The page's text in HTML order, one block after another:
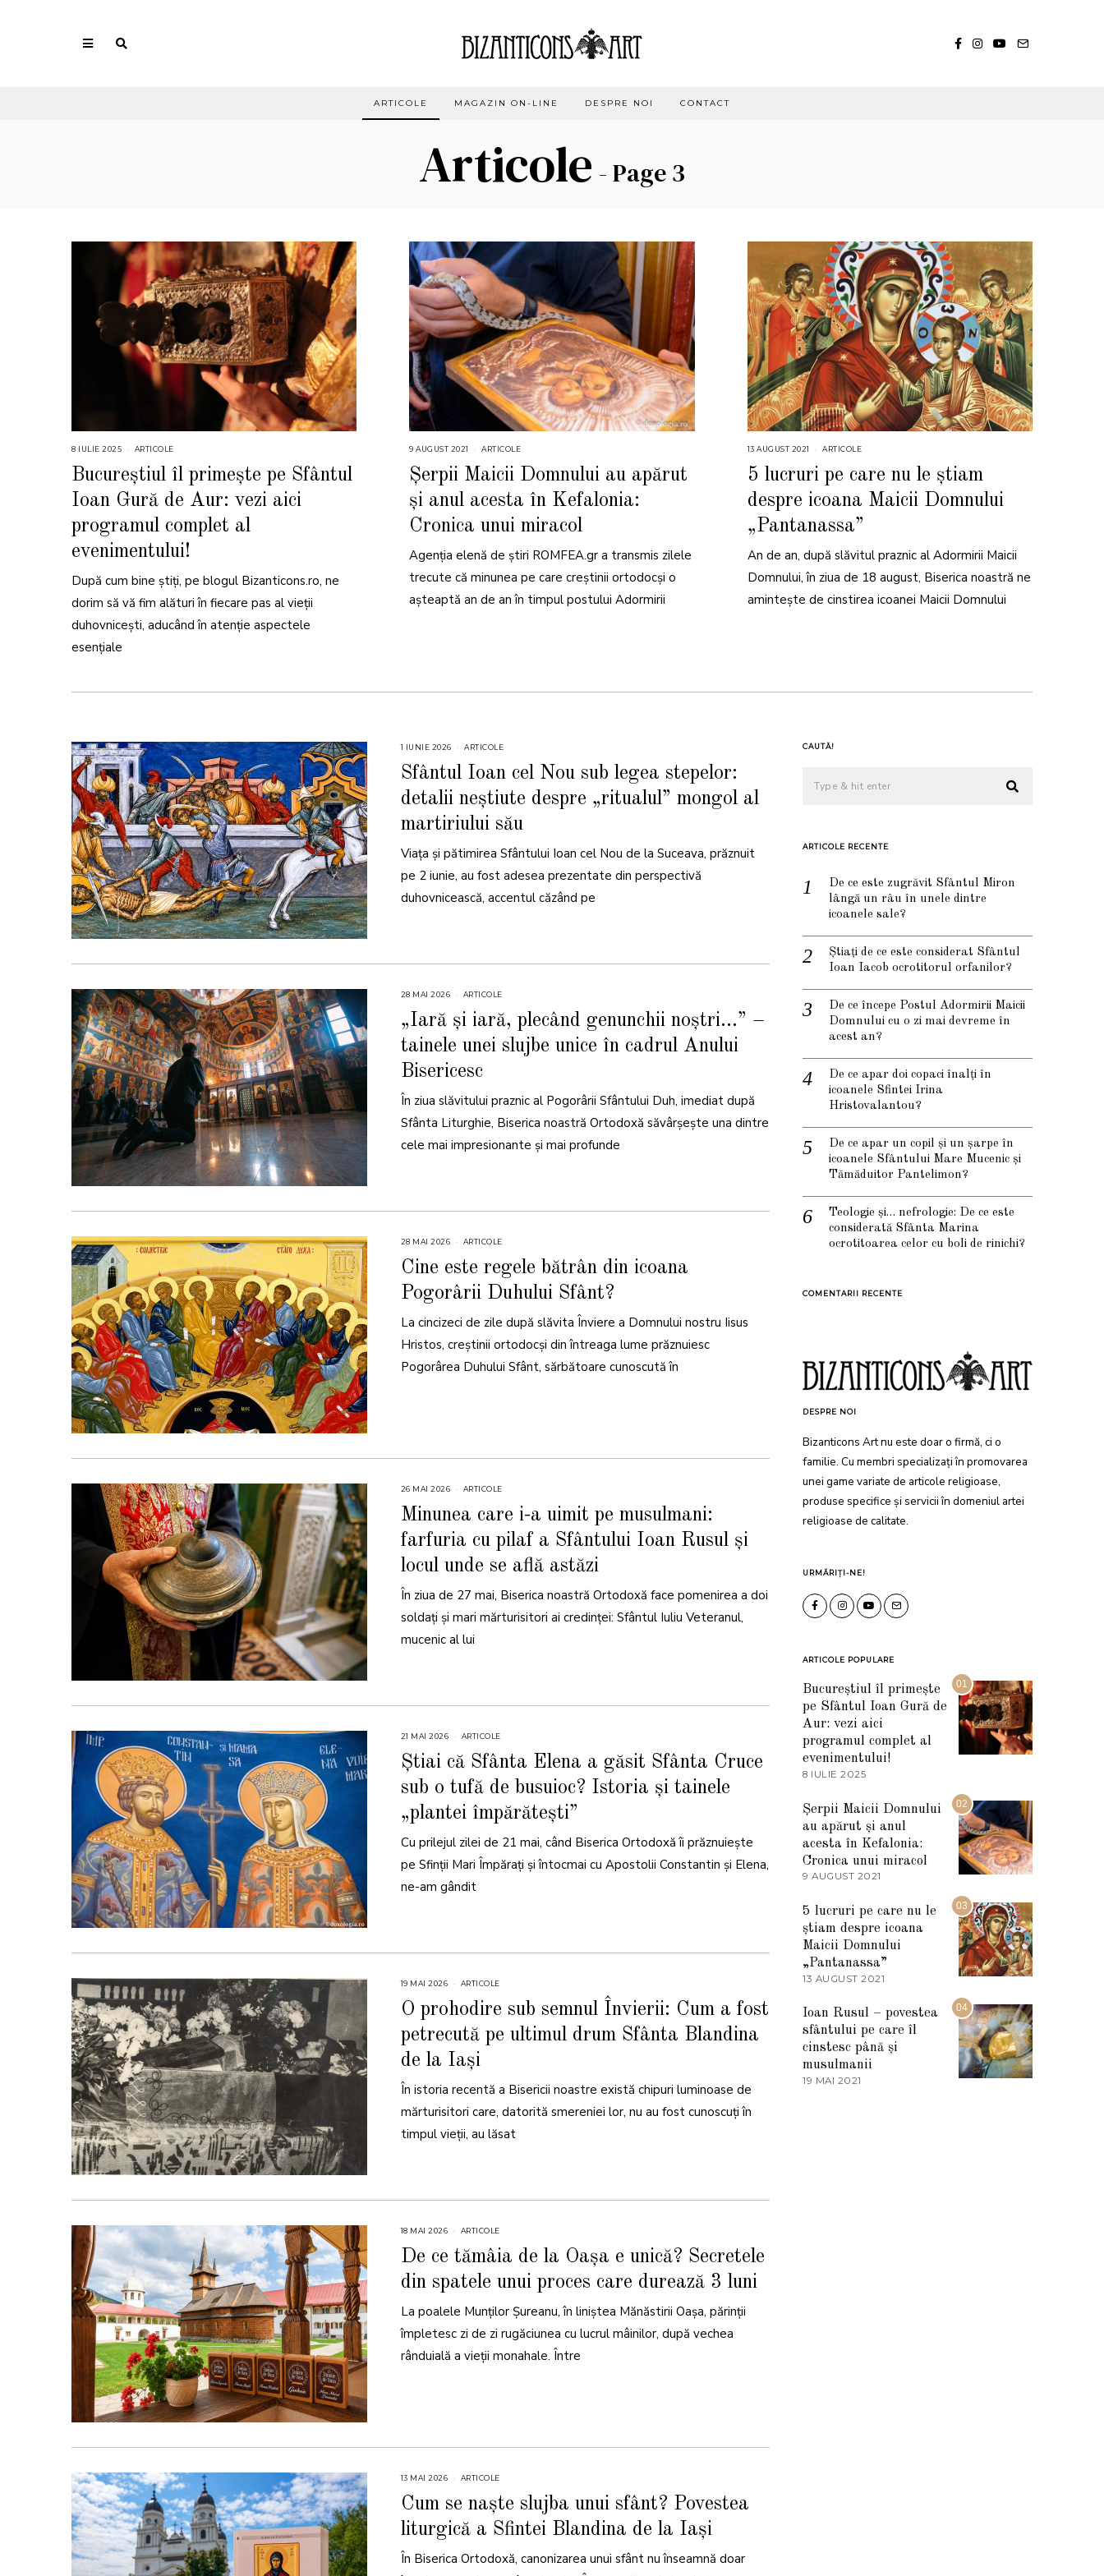
ARTICOLE MAGAZIN ON-LINE DESPRE NOI CONTACT
Articole - Page 3
8 IULIE 2025
U
I
E
0
5
ARTICOLE
Bucureștiul îl primește pe Sfântul
Ioan Gură de Aur: vezi aici
programul complet al
evenimentului!
După cum bine știți, pe blogul Bizanticons.ro, ne
dorim să vă fim alături în fiecare pas al vieții
duhovnicești, aducând în atenție aspectele
esențiale
9 AUGUST 2021
M
A
T
I
2
2
ARTICOLE
Șerpii Maicii Domnului au apărut
și anul acesta în Kefalonia:
Cronica unui miracol
Agenția elenă de știri ROMFEA.gr a transmis zilele
trecute că minunea pe care creștinii ortodocși o
așteaptă an de an în timpul postului Adormirii
13 AUGUST 2021
U
U
S
2
1
ARTICOLE
5 lucruri pe care nu le știam
despre icoana Maicii Domnului
„Pantanassa”
An de an, după slăvitul praznic al Adormirii Maicii
Domnului, în ziua de 18 august, Biserica noastră ne
amintește de cinstirea icoanei Maicii Domnului
1 IUNIE 2026
U
N
E
2
2
ARTICOLE
Sfântul Ioan cel Nou sub legea stepelor:
detalii neștiute despre „ritualul” mongol al
martiriului său
Viața și pătimirea Sfântului Ioan cel Nou de la Suceava, prăznuit
pe 2 iunie, au fost adesea prezentate din perspectivă
duhovnicească, accentul căzând pe
28 MAI 2026
A
2
0
6
ARTICOLE
„Iară și iară, plecând genunchii noștri…” –
tainele unei slujbe unice în cadrul Anului
Bisericesc
În ziua slăvitului praznic al Pogorârii Sfântului Duh, imediat după
Sfânta Liturghie, Biserica noastră Ortodoxă săvârșește una dintre
cele mai impresionante și mai profunde
28 MAI 2026
A
2
0
6
ARTICOLE
Cine este regele bătrân din icoana
Pogorârii Duhului Sfânt?
La cincizeci de zile după slăvita Înviere a Domnului nostru Iisus
Hristos, creștinii ortodocși din întreaga lume prăznuiesc
Pogorârea Duhului Sfânt, sărbătoare cunoscută în
26 MAI 2026
A
2
0
6
ARTICOLE
Minunea care i-a uimit pe musulmani:
farfuria cu pilaf a Sfântului Ioan Rusul și
locul unde se află astăzi
În ziua de 27 mai, Biserica noastră Ortodoxă face pomenirea a doi
soldați și mari mărturisitori ai credinței: Sfântul Iuliu Veteranul,
mucenic al lui
21 MAI 2026
A
2
0
6
ARTICOLE
Știai că Sfânta Elena a găsit Sfânta Cruce
sub o tufă de busuioc? Istoria și tainele
„plantei împărătești”
Cu prilejul zilei de 21 mai, când Biserica Ortodoxă îi prăznuiește
pe Sfinții Mari Împărați și întocmai cu Apostolii Constantin și Elena,
ne-am gândit
19 MAI 2026
M
A
2
0
2
ARTICOLE
O prohodire sub semnul Învierii: Cum a fost
petrecută pe ultimul drum Sfânta Blandina
de la Iași
În istoria recentă a Bisericii noastre există chipuri luminoase de
mărturisitori care, datorită smereniei lor, nu au fost cunoscuți în
timpul vieții, au lăsat
18 MAI 2026
M
2
0
6
ARTICOLE
De ce tămâia de la Oașa e unică? Secretele
din spatele unui proces care durează 3 luni
La poalele Munților Șureanu, în liniștea Mănăstirii Oașa, părinții
împletesc zi de zi rugăciunea cu lucrul mâinilor, după vechea
rânduială a vieții monahale. Între
13 MAI 2026
A
2
0
6
ARTICOLE
Cum se naște slujba unui sfânt? Povestea
liturgică a Sfintei Blandina de la Iași
În Biserica Ortodoxă, canonizarea unui sfânt nu înseamnă doar
CAUTĂ!
ARTICOLE RECENTE
De ce este zugrăvit Sfântul Miron
lângă un râu în unele dintre
icoanele sale?
Știați de ce este considerat Sfântul
Ioan Iacob ocrotitorul orfanilor?
De ce începe Postul Adormirii Maicii
Domnului cu o zi mai devreme în
acest an?
De ce apar doi copaci înalți în
icoanele Sfintei Irina
Hristovalantou?
De ce apar un copil și un șarpe în
icoanele Sfântului Mare Mucenic și
Tămăduitor Pantelimon?
Teologie și… nefrologie: De ce este
considerată Sfânta Marina
ocrotitoarea celor cu boli de rinichi?
COMENTARII RECENTE
DESPRE NOI
Bizanticons Art nu este doar o firmă, ci o
familie. Cu membri specializați în promovarea
unei game variate de articole religioase,
produse specifice și servicii în domeniul artei
religioase de calitate.
URMĂRIȚI-NE!
ARTICOLE POPULARE
01
Bucureștiul îl primește
pe Sfântul Ioan Gură de
Aur: vezi aici
programul complet al
evenimentului!
8 IULIE 2025
U
L
I
2
0
5
02
Șerpii Maicii Domnului
au apărut și anul
acesta în Kefalonia:
Cronica unui miracol
9 AUGUST 2021
A
R
T
I
2
2
2
03
5 lucruri pe care nu le
știam despre icoana
Maicii Domnului
„Pantanassa”
13 AUGUST 2021
U
G
U
S
04
Ioan Rusul – povestea
sfântului pe care îl
cinstesc până și
musulmanii
19 MAI 2021